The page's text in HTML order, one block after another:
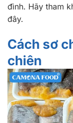
đình. Hãy tham
đây.
Cách sơ
chiên